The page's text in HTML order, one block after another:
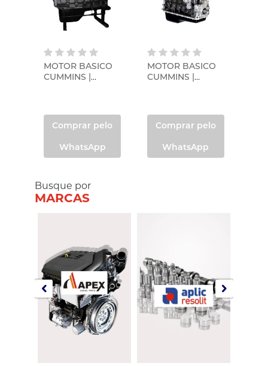
MOTOR BASICO
CUMMINS |
Comprar pelo
WhatsApp
MOTOR BASICO
CUMMINS |
Comprar pelo
WhatsApp
Busque por
MARCAS